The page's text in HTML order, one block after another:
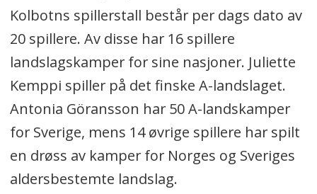
Kolbotns spillerstall består per dags dato av
20 spillere. Av disse har 16 spillere
landslagskamper for sine nasjoner. Juliette
Kemppi spiller på det finske A-landslaget.
Antonia Göransson har 50 A-landskamper
for Sverige, mens 14 øvrige spillere har spilt
en drøss av kamper for Norges og Sveriges
aldersbestemte landslag.